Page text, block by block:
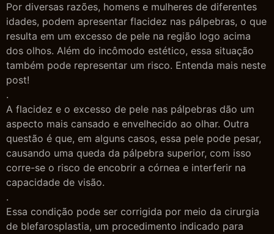
Por diversas razões, homens e mulheres de diferentes
idades, podem apresentar flacidez nas pálpebras, o que
resulta em um excesso de pele na região logo acima
dos olhos. Além do incômodo estético, essa situação
também pode representar um risco. Entenda mais neste
post!
.
A flacidez e o excesso de pele nas pálpebras dão um
aspecto mais cansado e envelhecido ao olhar. Outra
questão é que, em alguns casos, essa pele pode pesar,
causando uma queda da pálpebra superior, com isso
corre-se o risco de encobrir a córnea e interferir na
capacidade de visão.
.
Essa condição pode ser corrigida por meio da cirurgia
de blefarosplastia, um procedimento indicado para